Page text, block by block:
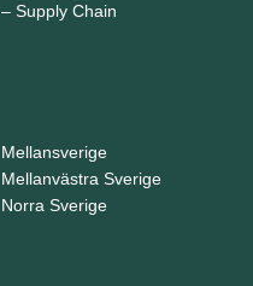
– Supply Chain
Mellansverige
Mellanvästra Sverige
Norra Sverige